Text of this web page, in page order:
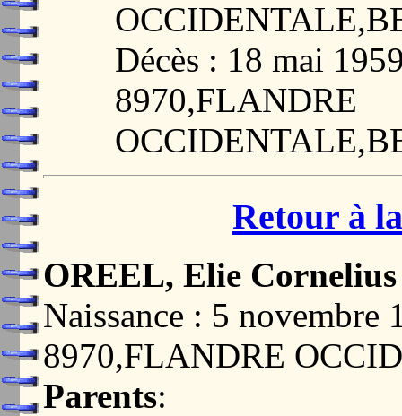
Décès : 18 mai
8970,FLANDRE
Retour à
OREEL, Elie Cornelius
Naissance : 5
8970,FLANDRE
Parents: